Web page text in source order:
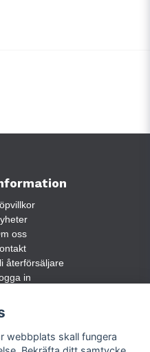
oss
återförsäljare
in
webbplats skall fungera